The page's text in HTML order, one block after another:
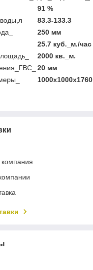
91 %
83.3-133.3
250 мм
25.7 куб._м./час
2000 кв._м.
20 мм
1000х1000х1760